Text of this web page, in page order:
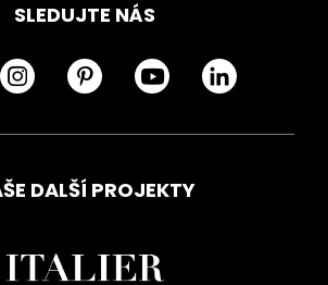
SLEDUJTE NÁS
DALŠÍ PROJEKTY